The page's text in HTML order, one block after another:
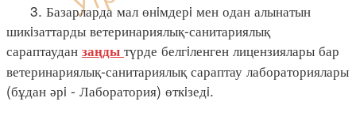
3. Базарларда мал өнiмдерi мен одан алынатын
шикiзаттарды ветеринариялық-санитариялық
сараптаудан заңды түрде белгiленген лицензиялары бар
ветеринариялық-санитариялық сараптау лабораториялары
(бұдан әрi - Лаборатория) өткiзедi.